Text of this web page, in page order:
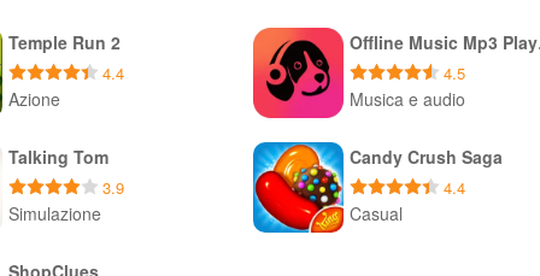
Temple Run 2
4.4
Azione
Scarica APK
4.5
Musica e audio
Scarica APK
Talking Tom
3.9
Simulazione
Scarica APK
Candy Crush Saga
4.4
Casual
ShopClues